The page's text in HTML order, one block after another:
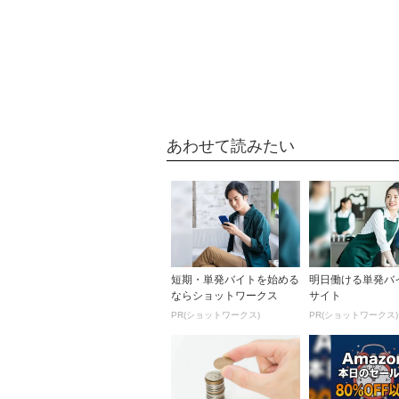
あわせて読みたい
短期・単発バイトを始める
ならショットワークス
PR(ショットワークス)
明日働ける単発バ
サイト
PR(ショットワークス)